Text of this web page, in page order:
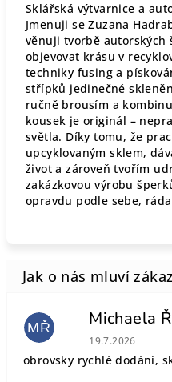
Sklářská výtvarnice a
Jmenuji se Zuzana
věnuji tvorbě autorských
objevovat krásu v
techniky fusing a
střípků jedinečné
ručně brousím a
kousek je originál –
světla. Díky tomu, že
upcyklovaným sklem,
život a zároveň tvořím
zakázkovou výrobu
opravdu podle sebe,
MŘ Michaela
Hodnocení
19.7.2026
obrovsky rychlé dodání,